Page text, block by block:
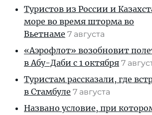
Туристов из России и
море во время шторма во
Вьетнаме 7 августа
«Аэрофлот» возобновит
в Абу-Даби с 1 октября 7
Туристам рассказали, где
в Стамбуле 7 августа
Названо условие, при